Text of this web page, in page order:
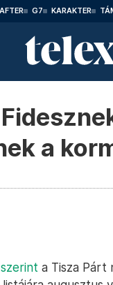
AFTER G7 KARAKTER
a
a Tisza Párt